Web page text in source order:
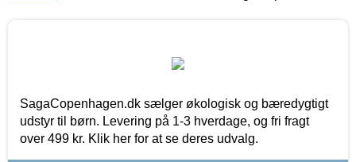
SagaCopenhagen.dk sælger økologisk og bæredygtigt
udstyr til børn. Levering på 1-3 hverdage, og fri fragt
over 499 kr. Klik her for at se deres udvalg.